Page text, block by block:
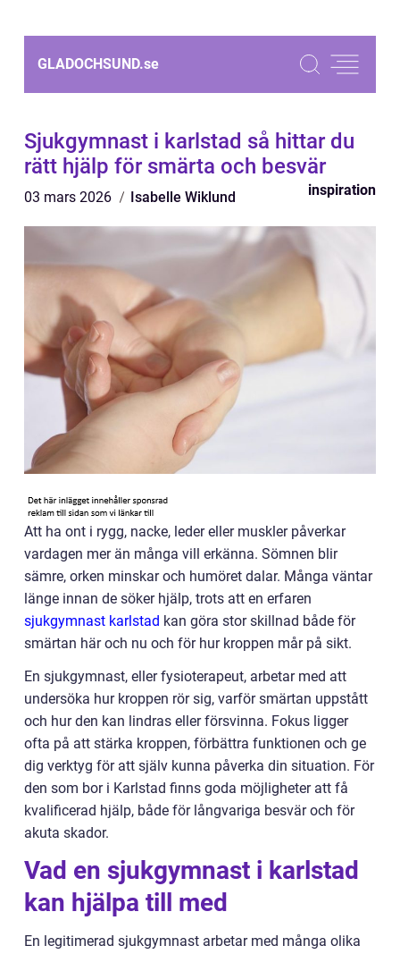
GLADOCHSUND.se
Sjukgymnast i karlstad så hittar du
rätt hjälp för smärta och besvär
03 mars 2026 Isabelle Wiklund inspiration
Att ha ont i rygg, nacke, leder eller muskler påverkar
vardagen mer än många vill erkänna. Sömnen blir
sämre, orken minskar och humöret dalar. Många väntar
länge innan de söker hjälp, trots att en erfaren
sjukgymnast karlstad kan göra stor skillnad både för
smärtan här och nu och för hur kroppen mår på sikt.
En sjukgymnast, eller fysioterapeut, arbetar med att
undersöka hur kroppen rör sig, varför smärtan uppstått
och hur den kan lindras eller försvinna. Fokus ligger
ofta på att stärka kroppen, förbättra funktionen och ge
dig verktyg för att själv kunna påverka din situation. För
den som bor i Karlstad finns goda möjligheter att få
kvalificerad hjälp, både för långvariga besvär och för
akuta skador.
Vad en sjukgymnast i karlstad
kan hjälpa till med
En legitimerad sjukgymnast arbetar med många olika